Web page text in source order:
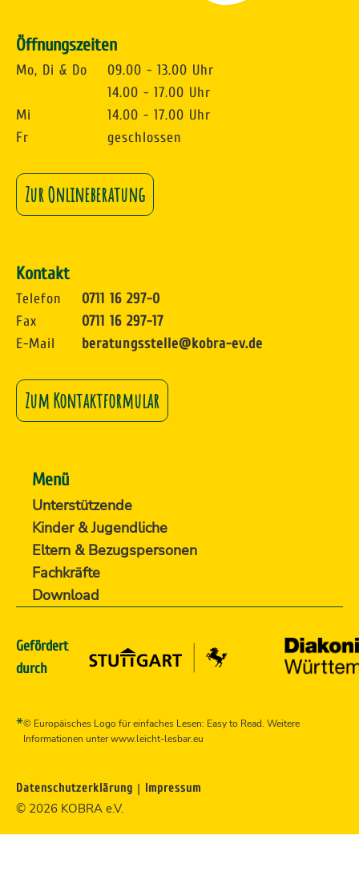
Öffnungszeiten
Mo, Di & Do
Mi
Fr
09.00 - 13.00 Uhr
14.00 - 17.00 Uhr
14.00 - 17.00 Uhr
geschlossen
Zur Onlineberatung
Kontakt
Telefon
Fax
E-Mail
0711 16 297-0
0711 16 297-17
beratungsstelle@kobra-ev.de
Zum Kontaktformular
Menü
Unterstützende
Kinder & Jugendliche
Eltern & Bezugspersonen
Fachkräfte
Download
Gefördert
durch
*© Europäisches Logo für einfaches Lesen: Easy to Read. Weitere
Informationen unter www.leicht-lesbar.eu
Datenschutzerklärung | Impressum
© 2026 KOBRA e.V.